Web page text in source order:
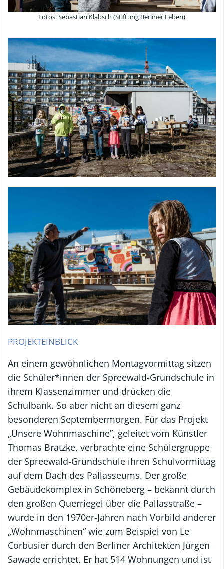
Fotos: Sebastian Kläbsch (Stiftung Berliner Leben)
PROJEKTEINBLICK
An einem gewöhnlichen Montagvormittag sitzen
die Schüler*innen der Spreewald-Grundschule in
ihrem Klassenzimmer und drücken die
Schulbank. So aber nicht an diesem ganz
besonderen Septembermorgen. Für das Projekt
„Unsere Wohnmaschine”, geleitet vom Künstler
Thomas Bratzke, verbrachte eine Schülergruppe
der Spreewald-Grundschule ihren Schulvormittag
auf dem Dach des Pallasseums. Der große
Gebäudekomplex in Schöneberg – bekannt durch
den großen Querriegel über die Pallasstraße –
wurde in den 1970er-Jahren nach Vorbild anderer
„Wohnmaschinen“ wie zum Beispiel von Le
Corbusier durch den Berliner Architekten Jürgen
Sawade errichtet. Er hat 514 Wohnungen und ist